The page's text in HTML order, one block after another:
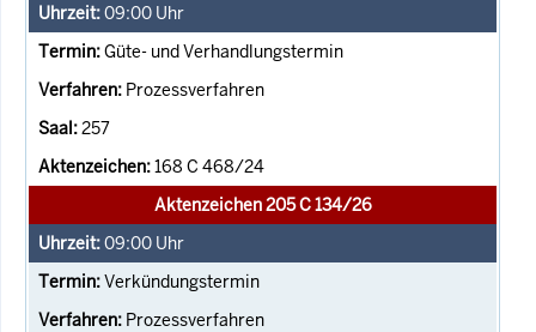
09:00 Uhr
Güte- und Verhandlungstermin
Prozessverfahren
257
168 C 468/24
Aktenzeichen 205 C 134/26
09:00 Uhr
Verkündungstermin
Prozessverfahren